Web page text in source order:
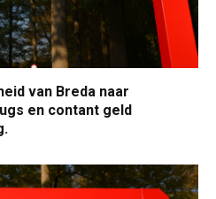
van Breda naar
en contant geld